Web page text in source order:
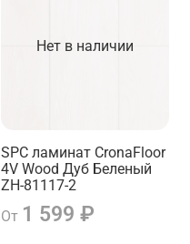
Нет в наличии
SPC ламинат CronaFloor
4V Wood Дуб Беленый
ZH-81117-2
От 1 599 ₽